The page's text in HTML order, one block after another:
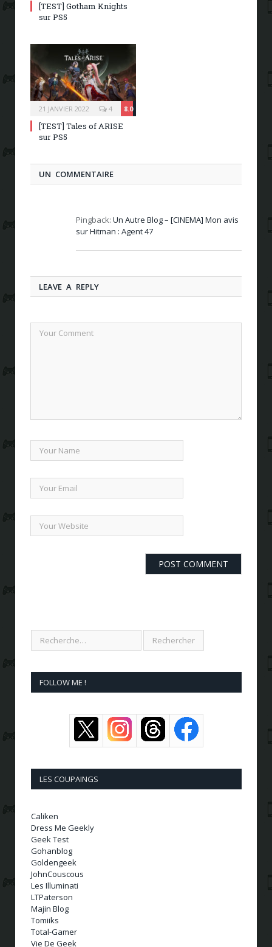
[TEST] Gotham Knights
sur PS5
21 JANVIER 2022 8.0
4
[TEST] Tales of ARISE
sur PS5
UN COMMENTAIRE
Pingback: Un Autre Blog – [CINEMA] Mon avis
sur Hitman : Agent 47
LEAVE A REPLY
FOLLOW ME !
LES COUPAINGS
Caliken
Dress Me Geekly
Geek Test
Gohanblog
Goldengeek
JohnCouscous
Les Illuminati
LTPaterson
Majin Blog
Tomiiks
Total-Gamer
Vie De Geek